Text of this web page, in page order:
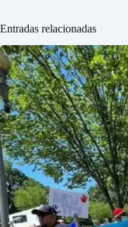
Entradas relacionadas